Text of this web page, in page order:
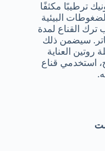
ترطيبًا مكثفًا
البيئية
القناع لمدة
سيضمن ذلك
روتين العناية
استخدمي قناع